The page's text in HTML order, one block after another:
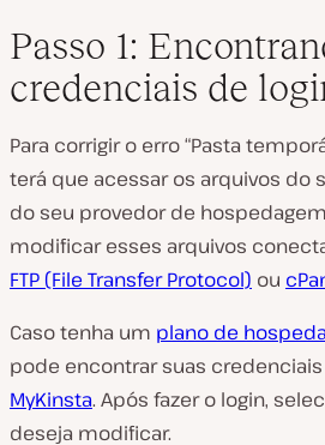
Passo 1:
credenciais de
Para corrigir o erro “Pasta
terá que acessar os arquivos do
do seu provedor de
modificar esses arquivos
FTP (File Transfer Protocol) ou
Caso tenha um plano de
pode encontrar suas credenciais
MyKinsta. Após fazer o login,
deseja modificar.